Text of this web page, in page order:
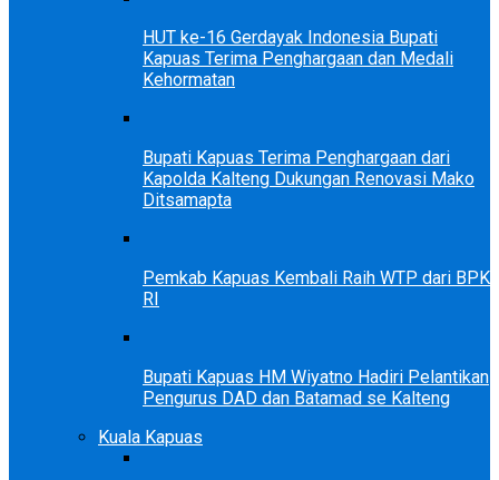
HUT ke-16 Gerdayak Indonesia Bupati
Kapuas Terima Penghargaan dan Medali
Kehormatan
Bupati Kapuas Terima Penghargaan dari
Kapolda Kalteng Dukungan Renovasi Mako
Ditsamapta
Pemkab Kapuas Kembali Raih WTP dari BPK
RI
Bupati Kapuas HM Wiyatno Hadiri Pelantikan
Pengurus DAD dan Batamad se Kalteng
Kuala Kapuas